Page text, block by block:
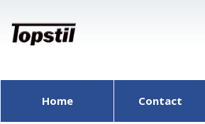
content
Home Contact